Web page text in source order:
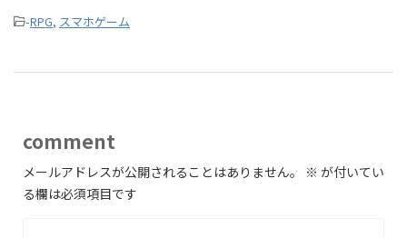
-RPG, スマホゲーム
comment
メールアドレスが公開されることはありません。 ※ が付いてい
る欄は必須項目です